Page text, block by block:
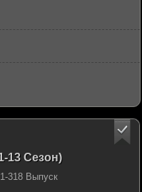
13 Сезон)
1-318 Выпуск